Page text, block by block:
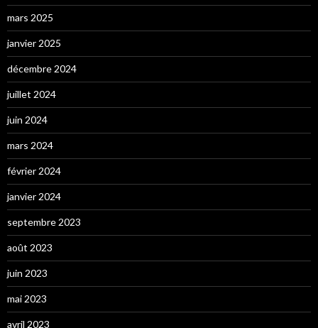
mars 2025
janvier 2025
décembre 2024
juillet 2024
juin 2024
mars 2024
février 2024
janvier 2024
septembre 2023
août 2023
juin 2023
mai 2023
avril 2023